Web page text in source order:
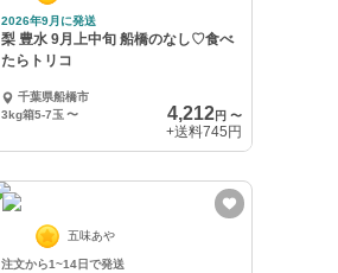
2026年9月に発送
梨 豊水 9月上中旬 船橋のなし♡食べ
たらトリコ
千葉県船橋市
3kg箱5-7玉 〜 4,212円 〜
+送料745円
五味あや
注文から1~14日で発送